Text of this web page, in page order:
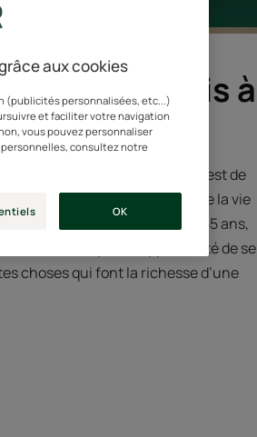
que je suis à
Solaire et énergique, elle est de
Au contraire, si les épreuves de la vie
à la voir en noir et blanc. À 55 ans,
la nature et y voit l’opportunité de se
choses qui font la richesse d’une
aux cookies
(publicités personnalisées, etc...)
et faciliter votre navigation
vous pouvez personnaliser
consultez notre
OK